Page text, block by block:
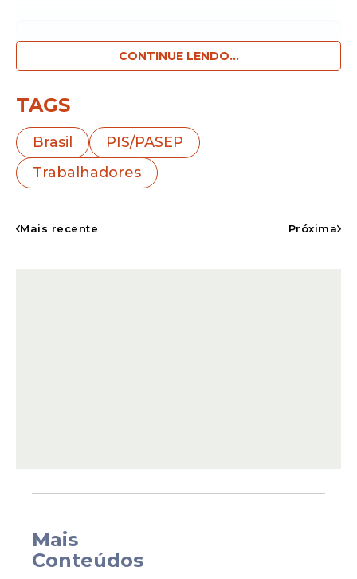
Notícias pelo WhatsApp
Receba as notícias exclusivas do
de Prefeiturapelo nosso canal.
O benefício é destinado a quem recebeu,
em média, até dois salários mínimos
equivalente a R$ 2.766. Segundo o governo
CONTINUE LENDO...
TAGS
Brasil
PIS/PASEP
Trabalhadores
Mais recente Próxima
Mais
Conteúdos